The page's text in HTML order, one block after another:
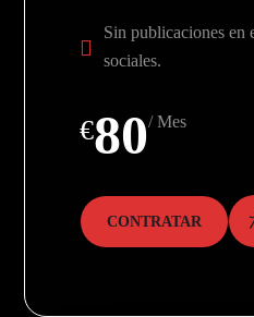
Sin publicaciones en
sociales.
€80/ Mes
CONTRATAR